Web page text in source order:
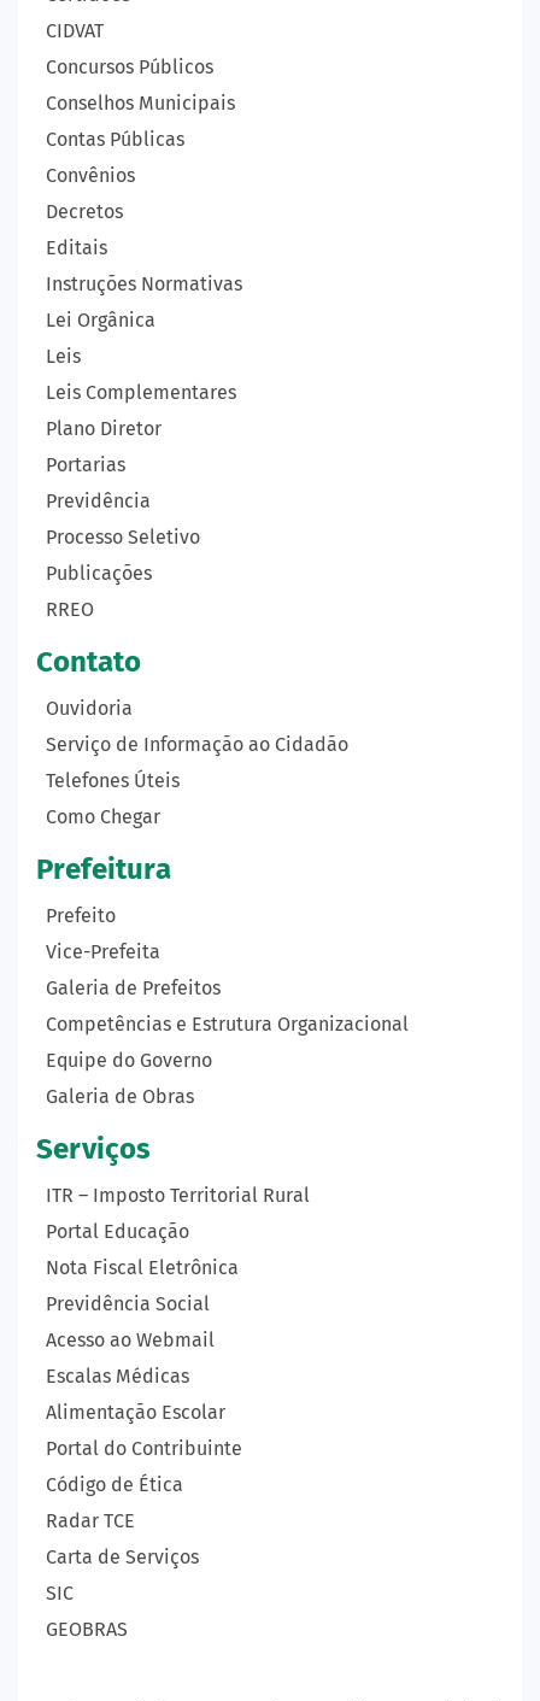
CIDVAT
Concursos Públicos
Conselhos Municipais
Contas Públicas
Convênios
Decretos
Editais
Instruções Normativas
Lei Orgânica
Leis
Leis Complementares
Plano Diretor
Portarias
Previdência
Processo Seletivo
Publicações
RREO
Contato
Ouvidoria
Serviço de Informação ao Cidadão
Telefones Úteis
Como Chegar
Prefeitura
Prefeito
Vice-Prefeita
Galeria de Prefeitos
Competências e Estrutura Organizacional
Equipe do Governo
Galeria de Obras
Serviços
ITR – Imposto Territorial Rural
Portal Educação
Nota Fiscal Eletrônica
Previdência Social
Acesso ao Webmail
Escalas Médicas
Alimentação Escolar
Portal do Contribuinte
Código de Ética
Radar TCE
Carta de Serviços
SIC
GEOBRAS